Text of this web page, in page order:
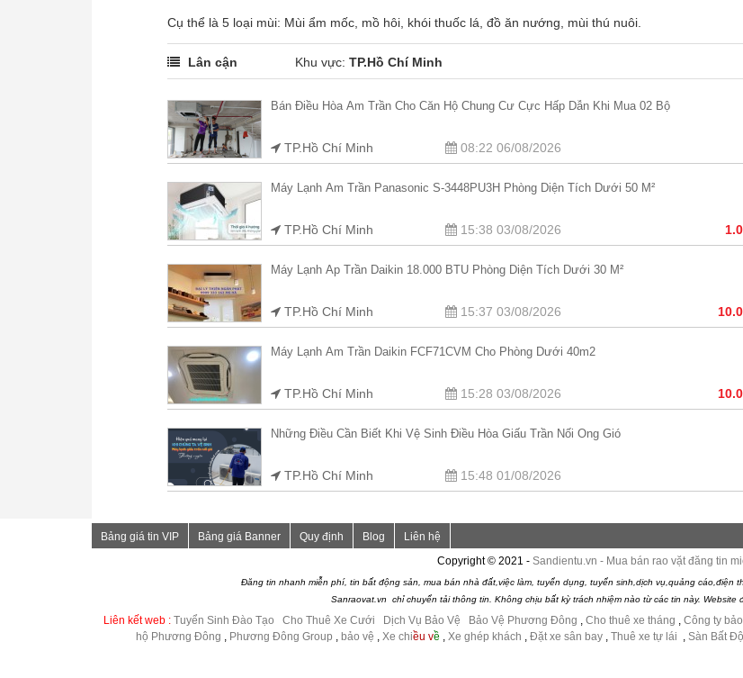
Cụ thể là 5 loại mùi: Mùi ẩm mốc, mồ hôi, khói thuốc lá, đồ ăn nướng, mùi thú nuôi.
Lân cận Khu vực:TP.Hồ Chí Minh
Bán Điều Hòa Âm Trần Cho Căn Hộ Chung Cư Cực Hấp Dẫn Khi Mua 02 Bộ
TP.Hồ Chí Minh 08:22 06/08/2026
Máy Lạnh Âm Trần Panasonic S-3448PU3H Phòng Diện Tích Dưới 50 M²
TP.Hồ Chí Minh 15:38 03/08/2026
Máy Lạnh Áp Trần Daikin 18.000 BTU Phòng Diện Tích Dưới 30 M²
TP.Hồ Chí Minh 15:37 03/08/2026
Máy Lạnh Âm Trần Daikin FCF71CVM Cho Phòng Dưới 40m2
TP.Hồ Chí Minh 15:28 03/08/2026
Những Điều Cần Biết Khi Vệ Sinh Điều Hòa Giấu Trần Nối Ống Gió
TP.Hồ Chí Minh 15:48 01/08/2026
Bảng giá tin VIP Bảng giá Banner Quy định Blog
Liên hệ
Copyright © 2021 - Sandientu.vn - Mua bán rao vặt đăng tin
Đăng tin nhanh miễn phí, tin bất động sản, mua bán nhà đất,việc làm, tuyển dụng, tuyển sinh,dịch vụ,quảng cáo,điện
Sanraovat.vn chỉ chuyển tải thông tin. Không chịu bất kỳ trách nhiệm nào từ các tin này. Website
Liên kết web : Tuyển Sinh Đào Tạo Cho Thuê Xe Cưới Dịch Vụ Bảo Vệ Bảo Vệ Phương Đông , Cho thuê xe tháng , Công ty
hộ Phương Đông , Phương Đông Group , bảo vệ , Xe chiều về , Xe ghép khách , Đặt xe sân bay , Thuê xe tự lái , Sàn Bất